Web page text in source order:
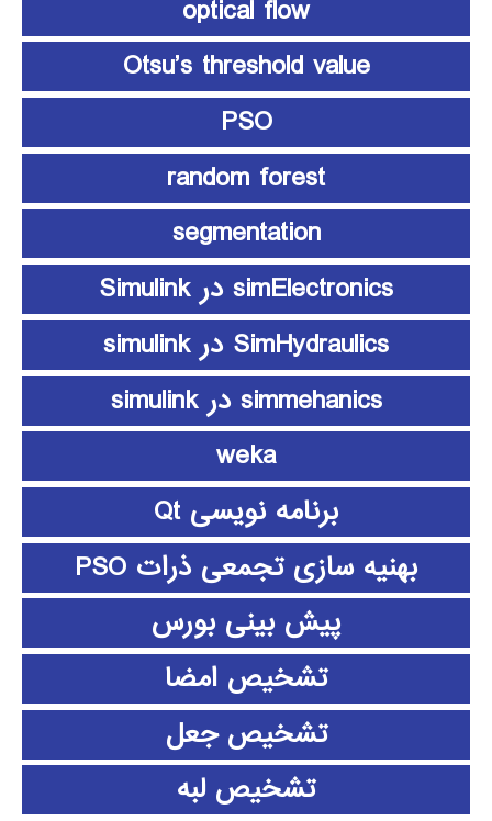
optical flow
Otsu’s threshold value
PSO
random forest
segmentation
simElectronics در Simulink
SimHydraulics در simulink
simmehanics در simulink
weka
برنامه نویسی Qt
بهنیه سازی تجمعی ذرات PSO
پیش بینی بورس
تشخیص امضا
تشخیص جعل
تشخیص لبه